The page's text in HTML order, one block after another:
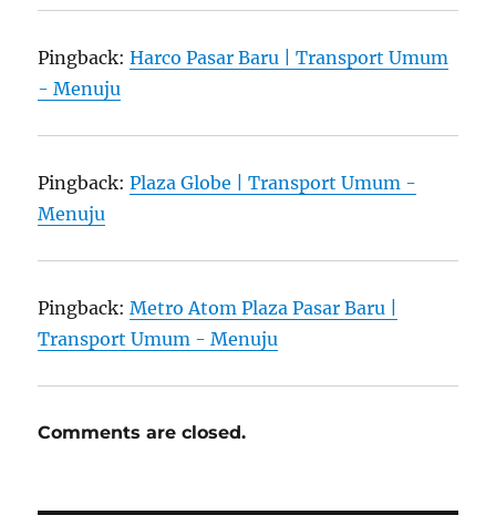
Pingback:Harco Pasar Baru | Transport Umum
- Menuju
Pingback:Plaza Globe | Transport Umum -
Menuju
Pingback:Metro Atom Plaza Pasar Baru |
Transport Umum - Menuju
Comments are closed.